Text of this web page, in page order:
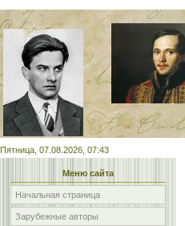
Пятница, 07.08.2026, 07:43
Меню сайта
Начальная страница
Зарубежные авторы